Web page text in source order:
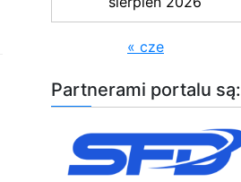
« cze
Partnerami portalu są: